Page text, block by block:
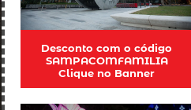
Desconto com o código
SAMPACOMFAMILIA
Clique no Banner